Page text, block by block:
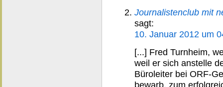
Journalistenclub mit
sagt:
10. Januar 2012 um
[...] Fred Turnheim,
weil er sich anstelle
Büroleiter bei ORF-
bewarb, zum